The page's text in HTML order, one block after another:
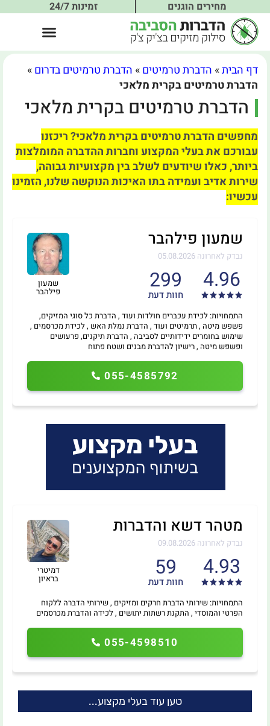
מחירים הוגנים זמינות 24/7
דף הבית» הדברת טרמיטים» הדברת טרמיטים בדרום»
הדברת טרמיטים בקרית מלאכי
הדברת טרמיטים בקרית מלאכי
מחפשים הדברת טרמיטים בקרית מלאכי? ריכזנו
עבורכם את בעלי המקצוע וחברות ההדברה המומלצות
ביותר, כאלו שיודעים לשלב בין מקצועיות גבוהה,
שירות אדיב ועמידה בתו האיכות הנוקשה שלנו, הזמינו
עכשיו:
שמעון
פילהבר
שמעון פילהבר
נבדק לאחרונה 05.08.2026
4.96
299
חוות דעת
055-4585792
התמחויות: לכידת עכברים חולדות ועוד , הדברת כל סוגי המזיקים,
פשפש מיטה , תרמיטים ועוד , הדברת נמלת האש , לכידת מכרסמים ,
שימוש בחומרים ידידותיים לסביבה , הדברת תיקנים, פרעושים
ופשפש מיטה , רישיון להדברת מבנים ושטח פתוח
דמיטרי
בראיון
מטהר דשא והדברות
נבדק לאחרונה 09.08.2026
4.93
59
חוות דעת
055-4598510
התמחויות: שירותי הדברת חרקים ומזיקים , שירותי הדברה ללקוח
הפרטי והמוסדי , התקנת רשתות יתושים , לכידה והדברת מכרסמים
טען עוד בעלי מקצוע...